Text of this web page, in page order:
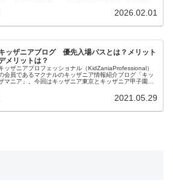
2026.02.01
ッザニアブログ 優先入場パスとは？メリット
メリットは？
ッザニアプロフェッショナル（KidZaniaProfessional）
会員であるマクナルのキッザニア情報紹介ブログ「キッ
マニア」。今回はキッザニア東京とキッザニア甲子園の
ス」について内容とメリットデメリットを私見を含めてご
介します。
2021.05.29